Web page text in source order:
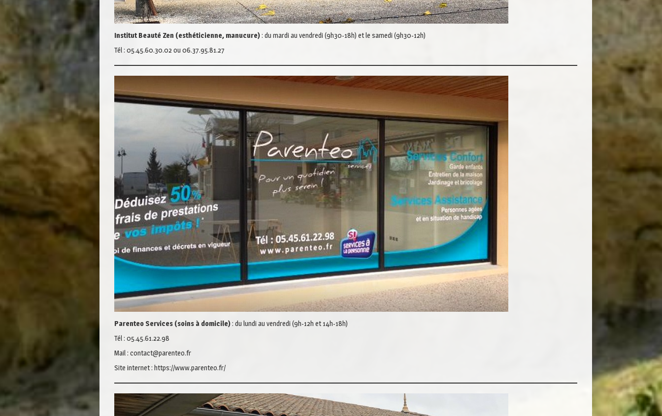
Institut Beauté Zen (esthéticienne, manucure): du mardi au vendredi (9h30-18h) et le samedi (9h30-12h)
Tél : 05.45.60.30.02 ou 06.37.95.81.27
Parenteo Services (soins à domicile): du lundi au vendredi (9h-12h et 14h-18h)
Tél : 05.45.61.22.98
Mail : contact@parenteo.fr
Site internet : https://www.parenteo.fr/